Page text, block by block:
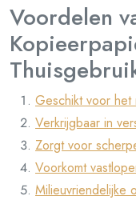
Voordelen
Geschikt voor het
Verkrijgbaar in
Zorgt voor
Voorkomt
Milieuvriendelijke